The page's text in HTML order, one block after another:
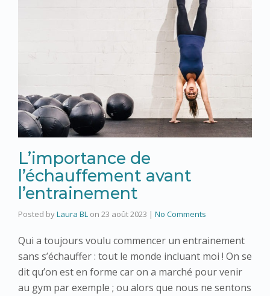
L’importance de
l’échauffement avant
l’entrainement
Posted byLaura BL on 23 août 2023 | No Comments
Qui a toujours voulu commencer un entrainement
sans s’échauffer : tout le monde incluant moi ! On se
dit qu’on est en forme car on a marché pour venir
au gym par exemple ; ou alors que nous ne sentons